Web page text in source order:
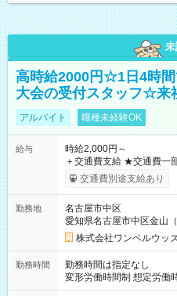
高時給2000円☆1日4時
大会の受付スタッフ☆来
アルバイト 職種未経験OK
給与
時給2,000円～
＋交通費支給 ★交通費一部支給！ ┗1日500円を超えた分は全額
支給！ ※往復500円以内の方
OK！（規定あり） ┗働
期間なし
交通費別途支給あり
勤務地
名古屋市中区
愛知県名古屋市中区金山
株式会社ワンベルウッ
勤務時間
勤務時間は指定なし
変形労働時間制 想定労働時間170時間/
10/26 全日共通 08：00～